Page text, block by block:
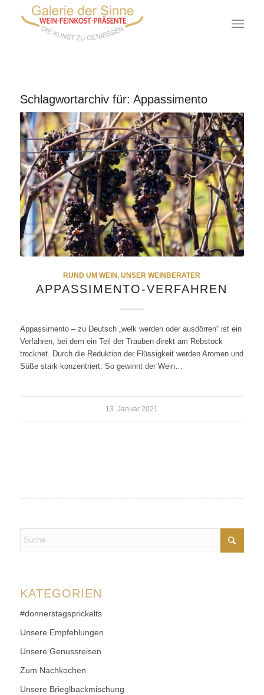
Schlagwortarchiv für: Appassimento
RUND UM WEIN ,UNSER WEINBERATER
APPASSIMENTO-VERFAHREN
Appassimento – zu Deutsch „welk werden oder ausdörren“ ist ein
Verfahren, bei dem ein Teil der Trauben direkt am Rebstock
trocknet. Durch die Reduktion der Flüssigkeit werden Aromen und
Süße stark konzentriert. So gewinnt der Wein…
13. Januar 2021
KATEGORIEN
#donnerstagsprickelts
Unsere Empfehlungen
Unsere Genussreisen
Zum Nachkochen
Unsere Brieglbackmischung